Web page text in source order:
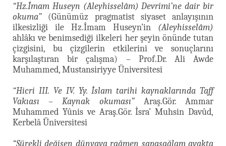
“Hz.İmam Huseyn (Aleyhisselâm) Devrimi’ne dair bir
okuma” (Günümüz pragmatist siyaset anlayışının
ilkesizliği ile Hz.İmam Huseyn’in (Aleyhisselâm)
ahlâkı ve benimsediği ilkeleri her şeyin önünde tutan
çizgisini, bu çizgilerin etkilerini ve sonuçlarını
karşılaştıran bir çalışma) – Prof.Dr. Ali Awde
Muhammed, Mustansiriyye Üniversitesi
“Hicri III. Ve IV. Yy. İslam tarihi kaynaklarında Taff
Vakıası – Kaynak okuması”Araş.Gör. Ammar
Muhammed Yûnis ve Araş.Gör. İsra’ Muhsin Davûd,
Kerbelâ Üniversitesi
“Sürekli değişen dünyaya rağmen sapasağlam ayakta